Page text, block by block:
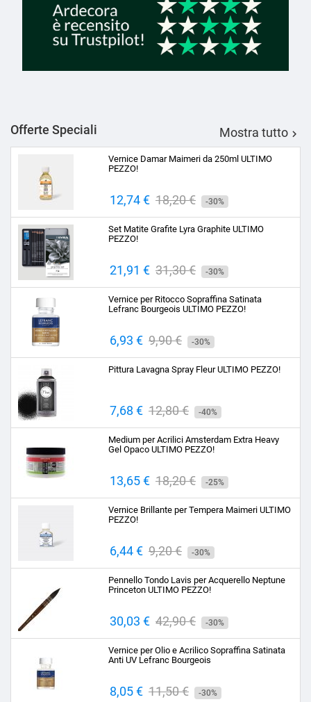
Offerte Speciali Mostra tutto 
Vernice Damar Maimeri da 250ml ULTIMO
PEZZO!
Prezzo
12,74 € Prezzo
base
18,20 € -30%
Set Matite Grafite Lyra Graphite ULTIMO
PEZZO!
Prezzo
21,91 € Prezzo
base
31,30 € -30%
Vernice per Ritocco Sopraffina Satinata
Lefranc Bourgeois ULTIMO PEZZO!
Prezzo
6,93 € Prezzo
base
9,90 € -30%
Pittura Lavagna Spray Fleur ULTIMO PEZZO!
Prezzo
7,68 € Prezzo
base
12,80 € -40%
Medium per Acrilici Amsterdam Extra Heavy
Gel Opaco ULTIMO PEZZO!
Prezzo
13,65 € Prezzo
base
18,20 € -25%
Vernice Brillante per Tempera Maimeri ULTIMO
PEZZO!
Prezzo
6,44 € Prezzo
base
9,20 € -30%
Pennello Tondo Lavis per Acquerello Neptune
Princeton ULTIMO PEZZO!
Prezzo
30,03 € Prezzo
base
42,90 € -30%
Vernice per Olio e Acrilico Sopraffina Satinata
Anti UV Lefranc Bourgeois
Prezzo
8,05 € Prezzo
11,50 € -30%